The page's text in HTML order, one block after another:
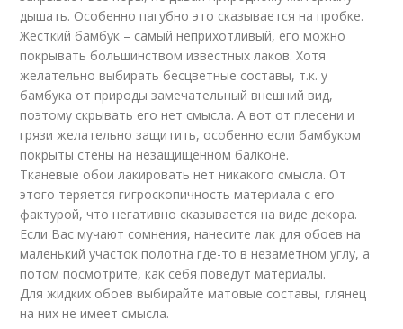
дышать. Особенно пагубно это сказывается на пробке.
Жесткий бамбук – самый неприхотливый, его можно
покрывать большинством известных лаков. Хотя
желательно выбирать бесцветные составы, т.к. у
бамбука от природы замечательный внешний вид,
поэтому скрывать его нет смысла. А вот от плесени и
грязи желательно защитить, особенно если бамбуком
покрыты стены на незащищенном балконе.
Тканевые обои лакировать нет никакого смысла. От
этого теряется гигроскопичность материала с его
фактурой, что негативно сказывается на виде декора.
Если Вас мучают сомнения, нанесите лак для обоев на
маленький участок полотна где-то в незаметном углу, а
потом посмотрите, как себя поведут материалы.
Для жидких обоев выбирайте матовые составы, глянец
на них не имеет смысла.